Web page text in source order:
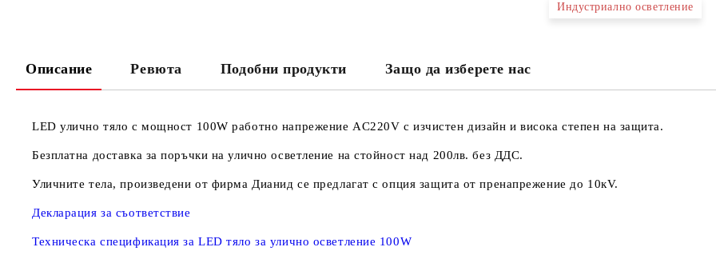
Натискайки бутона "Купи сега",
Индустриално осветление
Описание Ревюта Подобни продукти Защо да изберете нас
LED улично тяло с мощност 100W работно напрежение AC220V с изчистен дизайн и висока степен на защита.
Безплатна доставка за поръчки на улично осветление на стойност над 200лв. без ДДС.
Уличните тела, произведени от фирма Дианид се предлагат с опция защита от пренапрежение до 10кV.
Декларация за съответствие
Техническа спецификация за LED тяло за улично осветление 100W